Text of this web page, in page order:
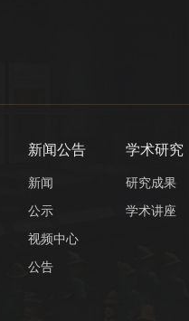
新闻公告
新闻
公示
视频中心
公告
学术研究
研究成果
学术讲座